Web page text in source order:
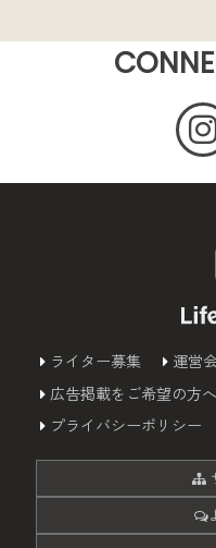
ライター募集 運営
広告掲載をご希望の方へ
プライバシーポリシー